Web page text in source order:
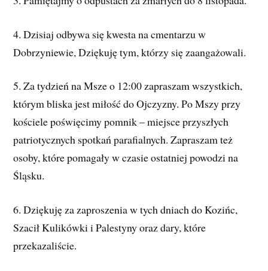
4.Dzisiaj odbywa się kwesta na cmentarzu w
Dobrzyniewie, Dziękuję tym, którzy się zaangażowali.
5. Za tydzień na Msze o 12:00 zapraszam wszystkich,
którym bliska jest miłość do Ojczyzny. Po Mszy przy
kościele poświęcimy pomnik – miejsce przyszłych
patriotycznych spotkań parafialnych. Zapraszam też
osoby, które pomagały w czasie ostatniej powodzi na
Śląsku.
6. Dziękuję za zaproszenia w tych dniach do Kozińc,
Szacił Kulikówki i Palestyny oraz dary, które
przekazaliście.